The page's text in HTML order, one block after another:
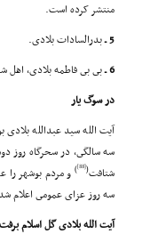
منتشر کرده است.
5 ـ بدرالسادات بلادى.
6 ـ بى بى فاطمه بلادى، اهل شعر، در 1356 هـ .ش. کتاب فایزه که دیوان شعر وى مى باشد در
در سوگ یار
آیت الله سید عبدالله
شتافت(
[88]
)و مردم بوشهر
سه روز عزاى عمومى اعلام
آیت الله بلادى گل اسلام